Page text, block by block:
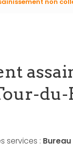
du-
services : Bureau